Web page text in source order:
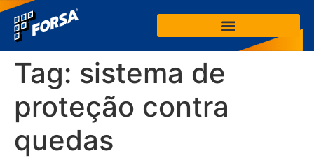
Tag: sistema de
proteção contra
quedas